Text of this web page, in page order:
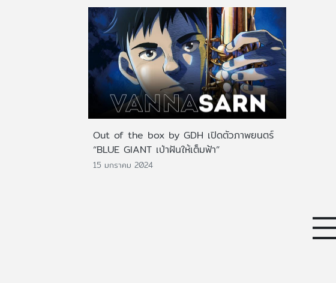
Out of the box by GDH เปิดตัวภาพยนตร์
“BLUE GIANT เป่าฝันให้เต็มฟ้า”
15 มกราคม 2024